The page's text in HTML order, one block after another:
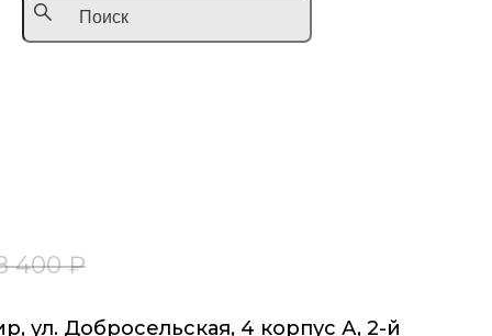
400 ₽
ул. Добросельская, 4 корпус А, 2-й